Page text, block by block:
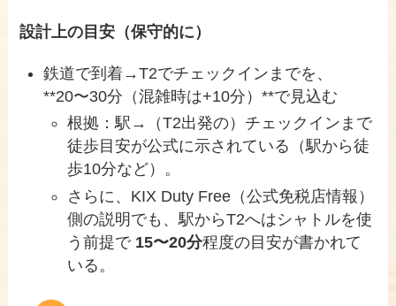
設計上の目安（保守的に）
鉄道で到着→T2でチェックインまでを、
**20〜30分（混雑時は+10分）**で見込む
根拠：駅→（T2出発の）チェックインまで
徒歩目安が公式に示されている（駅から徒
歩10分など）。
さらに、KIX Duty Free（公式免税店情報）
側の説明でも、駅からT2へはシャトルを使
う前提で 15〜20分程度の目安が書かれて
いる。